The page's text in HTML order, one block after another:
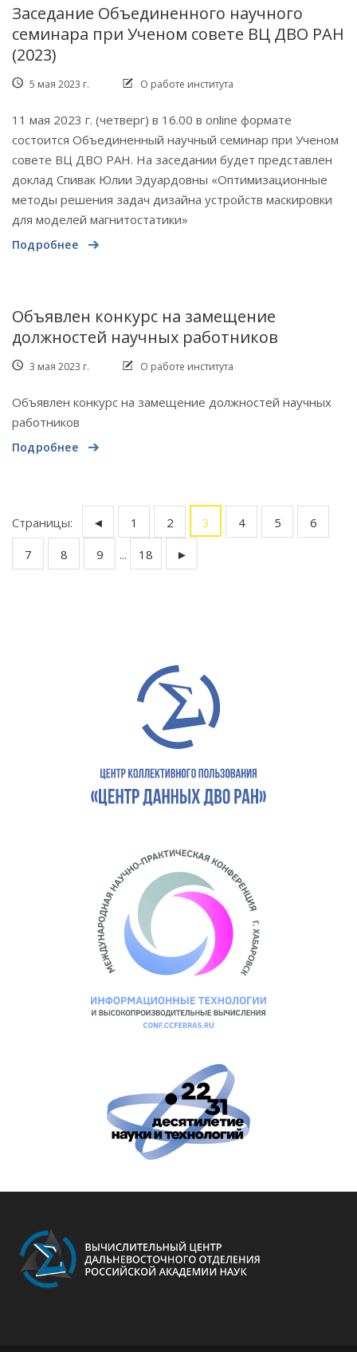
Заседание Объединенного научного
семинара при Ученом совете ВЦ ДВО РАН
(2023)
5 мая 2023 г. О работе института
11 мая 2023 г. (четверг) в 16.00 в online формате
состоится Объединенный научный семинар при Ученом
совете ВЦ ДВО РАН. На заседании будет представлен
доклад Спивак Юлии Эдуардовны «Оптимизационные
методы решения задач дизайна устройств маскировки
для моделей магнитостатики»
Подробнее
Объявлен конкурс на замещение
должностей научных работников
3 мая 2023 г. О работе института
Объявлен конкурс на замещение должностей научных
работников
Подробнее
Страницы: ◄ 1 2 3 4 5
6
7
8 9 ... 18 ►